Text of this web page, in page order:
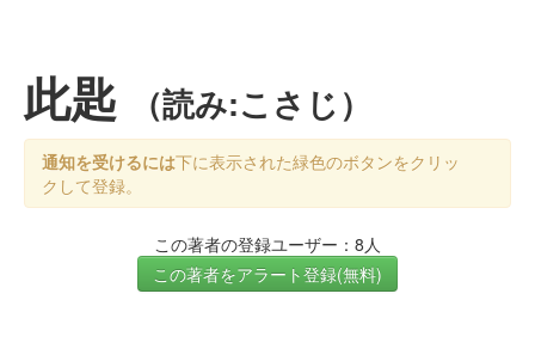
此匙 （読み:こさじ）
通知を受けるには下に表示された緑色のボタンをクリッ
クして登録。
この著者の登録ユーザー：8人
この著者をアラート登録(無料)